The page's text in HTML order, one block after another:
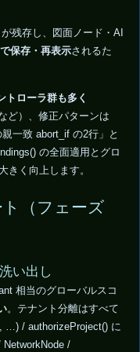
残存し、図面ノード・AI
保存・再表示されるた
トローラ群も多く
ど）、修正パターンは
一致 abort_if の2行」と
の全面適用とグロ
きく向上します。
ト（フェーズ
い出し
相当のグローバルスコ
。テナント分離はすべて
…) / authorizeProject() に
NetworkNode /